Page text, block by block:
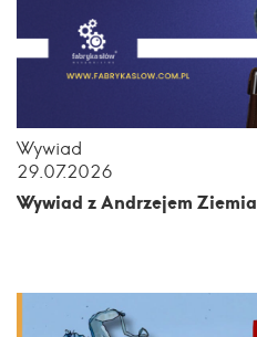
Wywiad
29.07.2026
Wywiad z Andrzejem